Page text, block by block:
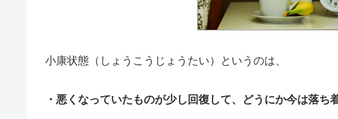
小康状態（しょうこうじょうたい）というのは、
・悪くなっていたものが少し回復して、どうにか今は落ち